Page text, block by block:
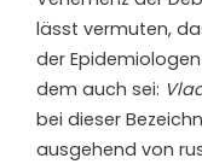
lässt vermuten,
der
dem auch sei:
bei dieser
ausgehend von